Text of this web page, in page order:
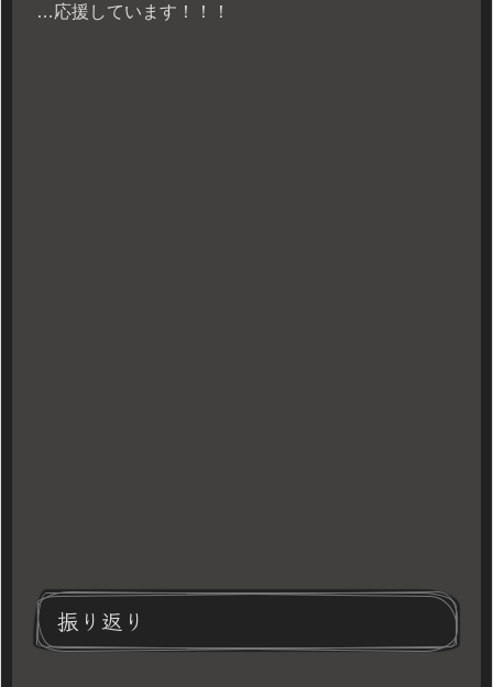
…応援しています！！！
振り返り